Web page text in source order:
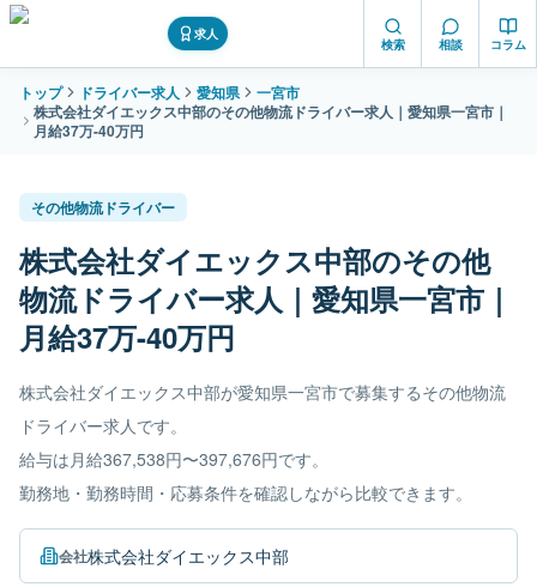
求人
検索 相談 コラム
トップ ドライバー求人 愛知県
一宮市
株式会社ダイエックス中部のその他物流ドライバー求人｜愛知県一宮市｜
月給37万-40万円
その他物流ドライバー
株式会社ダイエックス中部のその他
物流ドライバー求人｜愛知県一宮市｜
月給37万-40万円
株式会社ダイエックス中部が愛知県一宮市で募集するその他物流
ドライバー求人です。
給与は月給367,538円〜397,676円です。
勤務地・勤務時間・応募条件を確認しながら比較できます。
会社株式会社ダイエックス中部